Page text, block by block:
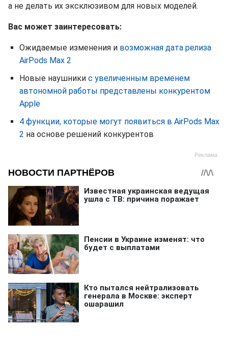
а не делать их эксклюзивом для новых моделей.
Вас может заинтересовать:
Ожидаемые изменения и возможная дата релиза
AirPods Max 2
Новые наушники с увеличенным временем
автономной работы представлены конкурентом
Apple
4 функции, которые могут появиться в AirPods Max
2 на основе решений конкурентов